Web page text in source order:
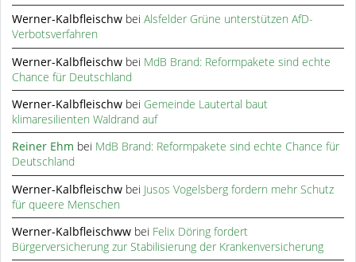
Werner-Kalbfleischw beiAlsfelder Grüne unterstützen AfD-
Verbotsverfahren
Werner-Kalbfleischw bei MdB Brand: Reformpakete sind echte
Chance für Deutschland
Werner-Kalbfleischw bei Gemeinde Lautertal baut
klimaresilienten Waldrand auf
Reiner Ehm bei MdB Brand: Reformpakete sind echte Chance für
Deutschland
Werner-Kalbfleischw bei Jusos Vogelsberg fordern mehr Schutz
für queere Menschen
Werner-Kalbfleischww bei Felix Döring fordert
Bürgerversicherung zur Stabilisierung der Krankenversicherung